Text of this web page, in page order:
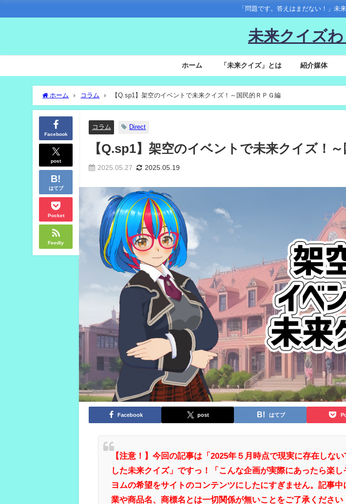
「問題です。答えはまだない！」未
未来クイズわ
ホーム 「未来クイズ」とは 紹介媒体
ホーム コラム 【Q.sp1】架空のイベントで未来クイズ！～国民的ＲＰＧ編
Facebook
post
はてブ
Pocket
Feedly
コラム Direct
【Q.sp1】架空のイベントで未来クイズ！
2025.05.27 2025.05.19
Facebook post はてブ
【注意！】今回の記事は「2025年５月時点で現実に存在しな
した未来クイズ」ですっ！「こんな企画が実際にあったら楽
ヨムの希望をサイトのコンテンツにしたにすぎません。記事
業や商品名、商標名とは一切関係が無いことをご了承ください